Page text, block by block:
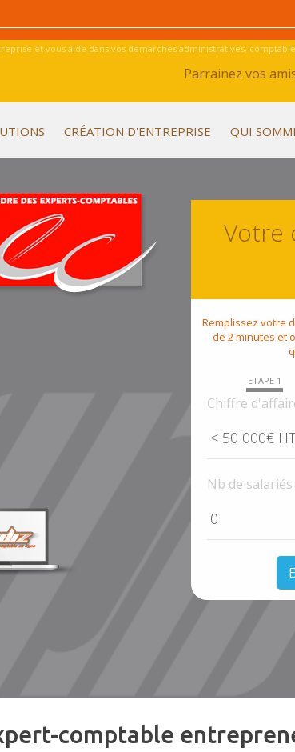
et vous aide dans vos démarches administratives,
Parrainez vos
CRÉATION D'ENTREPRISE QUI
Votre
Remplissez votre
de 2 minutes et
ETAPE 1
Chiffre
Nb de salariés
comptable